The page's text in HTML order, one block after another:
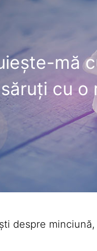
mă
cu o
despre minciună,